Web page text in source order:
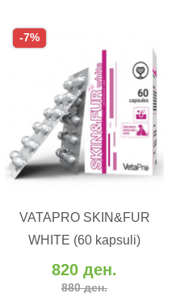
-7%
VATAPRO SKIN&FUR
WHITE (60 kapsuli)
820 ден.
880 ден.
Додај во желби
Додај за споредба